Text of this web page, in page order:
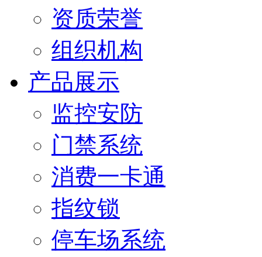
资质荣誉
组织机构
产品展示
监控安防
门禁系统
消费一卡通
指纹锁
停车场系统